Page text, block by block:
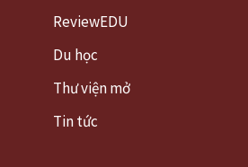
ReviewEDU
Du học
Thư viện mở
Tin tức